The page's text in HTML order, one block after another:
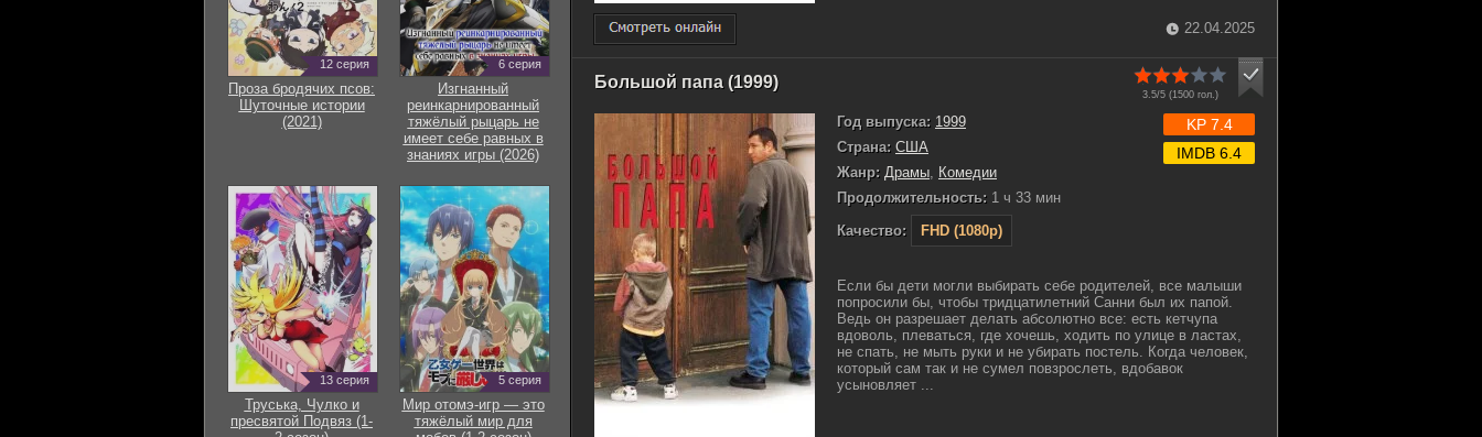
22.04.2025
Большой папа (1999)
3.5/5 (1500 гол.)
Год выпуска: 1999
Страна: США
Жанр: Драмы Комедии
Продолжительность: 1 ч 33 мин
Качество:
FHD (1080p)
KP 7.4
IMDB 6.4
Если бы дети могли выбирать себе родителей, все малыши
попросили бы, чтобы тридцатилетний Санни был их папой.
Ведь он разрешает делать абсолютно все: есть кетчупа
вдоволь, плеваться, где хочешь, ходить по улице в ластах,
не спать, не мыть руки и не убирать постель. Когда человек,
который сам так и не сумел повзрослеть, вдобавок
усыновляет ...
12 серия
Проза бродячих псов:
Шуточные истории
(2021)
6 серия
Изгнанный
реинкарнированный
тяжёлый рыцарь не
имеет себе равных в
знаниях игры (2026)
13 серия
Труська, Чулко и
пресвятой Подвяз (1-
5 серия
Мир отомэ-игр — это
тяжёлый мир для